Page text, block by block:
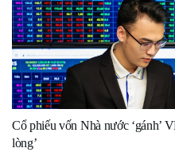
Cổ phiếu vốn Nhà nước ‘gánh’
lòng’